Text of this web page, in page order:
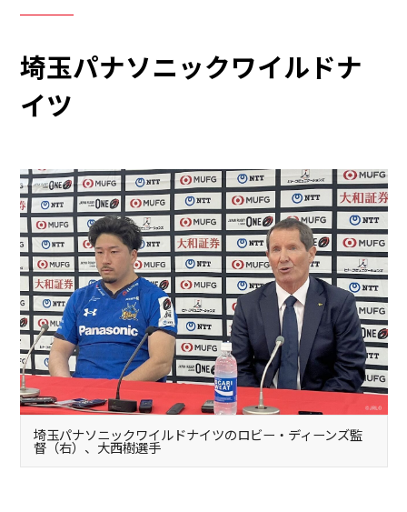
埼玉パナソニックワイルドナ
イツ
埼玉パナソニックワイルドナイツのロビー・ディーンズ監
督（右）、大西樹選手